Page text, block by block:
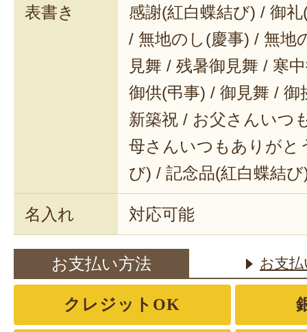
表書き
感謝(紅白蝶結び) / 御
/ 無地のし(慶事) / 無地
見舞 / 残暑御見舞 / 寒
御供(弔事) / 御見舞 / 御
新築祝 / お父さんいつ
母さんいつもありがと
び) / 記念品(紅白蝶結び
名入れ 対応可能
お支払い方法 お支
クレジットOK